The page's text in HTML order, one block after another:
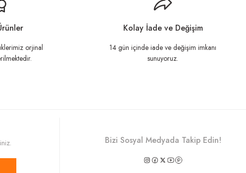
orjinal
Kolay İade ve Değişim
14 gün içinde iade ve değişim imkanı
sunuyoruz.
Bizi Sosyal Medyada Takip Edin!